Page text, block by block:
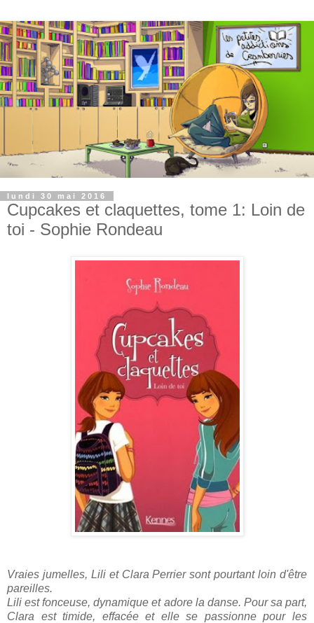
lundi 30 mai 2016
Cupcakes et claquettes, tome 1: Loin de
toi - Sophie Rondeau
Vraies jumelles, Lili et Clara Perrier sont pourtant loin d'être
pareilles.
Lili est fonceuse, dynamique et adore la danse. Pour sa part,
Clara est timide, effacée et elle se passionne pour les